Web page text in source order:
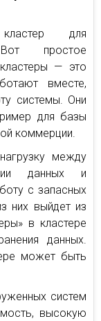
для
простое
— это
вместе,
системы. Они
для базы
коммерции.
между
данных и
с запасных
них выйдет из
в кластере
данных.
может быть
систем
высокую